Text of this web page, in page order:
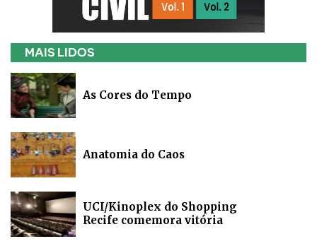
MAIS LIDOS
As Cores do Tempo
Anatomia do Caos
UCI/Kinoplex do Shopping
Recife comemora vitória